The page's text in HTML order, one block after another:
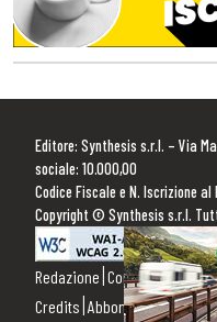
Editore: Synthesis s.r.l. – Via
sociale: 10.000,00
Codice Fiscale e N. Iscrizione
Copyright © Synthesis s.r.l.
Redazione Contattaci
Credits Abbonamenti